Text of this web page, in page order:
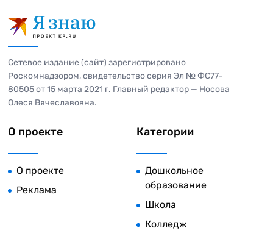
Сетевое издание (сайт) зарегистрировано
Роскомнадзором, свидетельство серия Эл № ФС77-
80505 от 15 марта 2021 г. Главный редактор — Носова
Олеся Вячеславовна.
О проекте
О проекте
Реклама
Категории
Дошкольное
образование
Школа
Колледж